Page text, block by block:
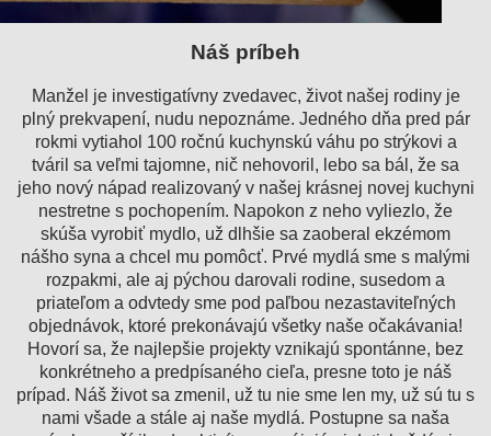
Náš príbeh
Manžel je investigatívny zvedavec, život našej rodiny je
plný prekvapení, nudu nepoznáme. Jedného dňa pred pár
rokmi vytiahol 100 ročnú kuchynskú váhu po strýkovi a
tváril sa veľmi tajomne, nič nehovoril, lebo sa bál, že sa
jeho nový nápad realizovaný v našej krásnej novej kuchyni
nestretne s pochopením. Napokon z neho vyliezlo, že
skúša vyrobiť mydlo, už dlhšie sa zaoberal ekzémom
nášho syna a chcel mu pomôcť. Prvé mydlá sme s malými
rozpakmi, ale aj pýchou darovali rodine, susedom a
priateľom a odvtedy sme pod paľbou nezastaviteľných
objednávok, ktoré prekonávajú všetky naše očakávania!
Hovorí sa, že najlepšie projekty vznikajú spontánne, bez
konkrétneho a predpísaného cieľa, presne toto je náš
prípad. Náš život sa zmenil, už tu nie sme len my, už sú tu s
nami všade a stále aj naše mydlá. Postupne sa naša